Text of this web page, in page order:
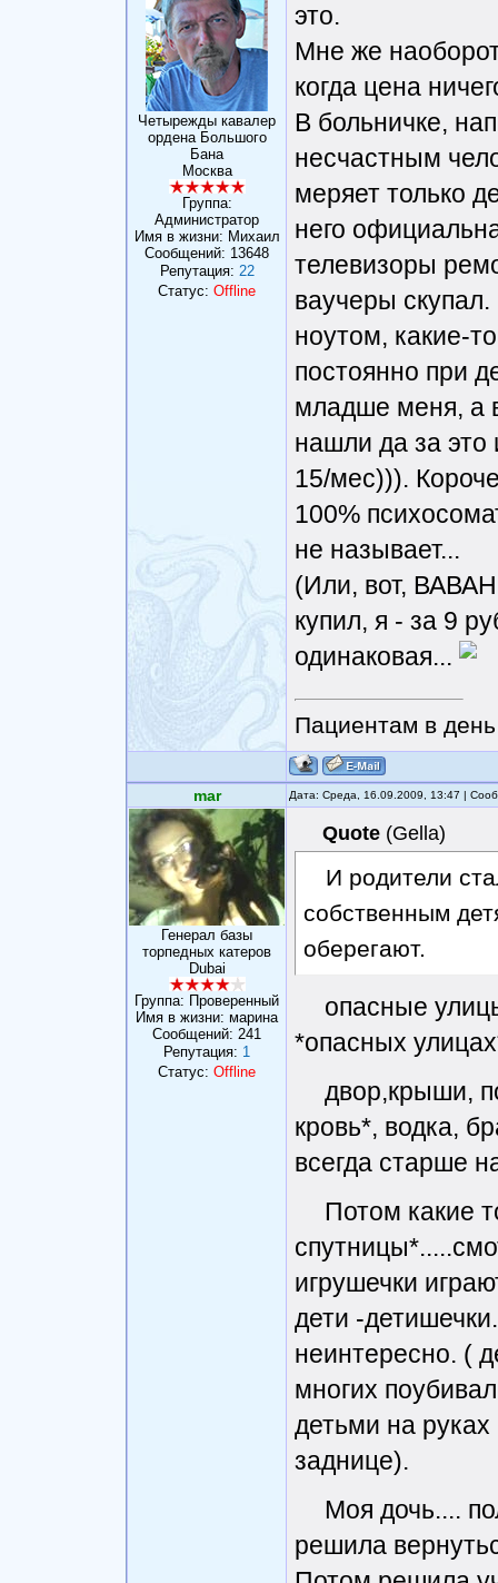
Четырежды кавалер
ордена Большого
Бана
Москва
Группа:
Администратор
Имя в жизни: Михаил
Сообщений: 13648
Репутация: 22
Статус: Offline
это.
Мне же
когда цена
В больничке,
несчастным
меряет только
него
телевизоры
ваучеры
ноутом, какие-
постоянно при
младше меня, а
нашли да за
15/мес))).
100%
не называет...
(Или, вот, ВАВАН
купил, я - за 9
одинаковая...
Пациентам в
mar Дата: Среда, 16.09.2009, 13:47 |
Генерал базы
торпедных катеров
Dubai
Группа: Проверенный
Имя в жизни: марина
Сообщений: 241
Репутация: 1
Статус: Offline
Quote (Gella)
И родители
собственным
оберегают.
опасные
*опасных
двор,крыши,
кровь*, водка,
всегда старше
Потом какие
игрушечки
дети -
неинтересно. (
многих
детьми на
заднице).
Моя дочь....
решила